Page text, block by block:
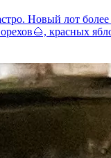
Новый лот более
красных